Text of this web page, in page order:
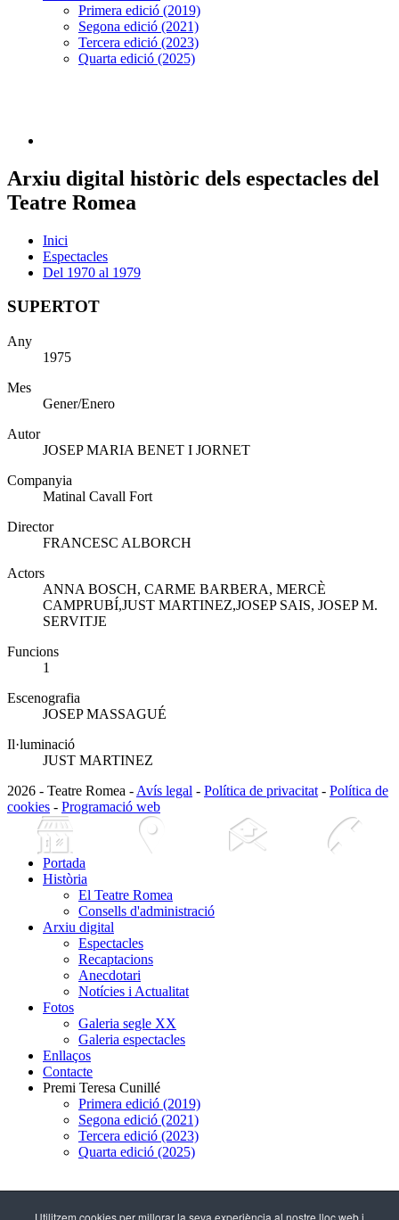
Primera edició (2019)
Segona edició (2021)
Tercera edició (2023)
Quarta edició (2025)
Arxiu digital històric dels espectacles del
Teatre Romea
Inici
Espectacles
Del 1970 al 1979
SUPERTOT
Any
1975
Mes
Gener/Enero
Autor
JOSEP MARIA BENET I JORNET
Companyia
Matinal Cavall Fort
Director
FRANCESC ALBORCH
Actors
ANNA BOSCH, CARME BARBERA, MERCÈ
CAMPRUBÍ,JUST MARTINEZ,JOSEP SAIS, JOSEP M.
SERVITJE
Funcions
1
Escenografia
JOSEP MASSAGUÉ
Il·luminació
JUST MARTINEZ
2026 - Teatre Romea - Avís legal - Política de privacitat - Política de
cookies - Programació web
Portada
Història
El Teatre Romea
Consells d'administració
Arxiu digital
Espectacles
Recaptacions
Anecdotari
Notícies i Actualitat
Fotos
Galeria segle XX
Galeria espectacles
Enllaços
Contacte
Premi Teresa Cunillé
Primera edició (2019)
Segona edició (2021)
Tercera edició (2023)
Quarta edició (2025)
Utilitzem cookies per millorar la seva experiència al nostre lloc web i